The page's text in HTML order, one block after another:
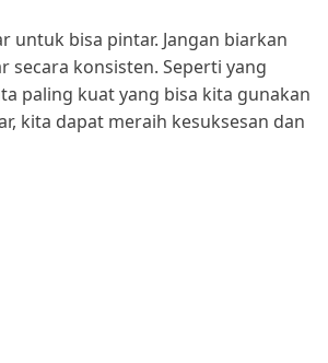
untuk bisa pintar. Jangan biarkan
secara konsisten. Seperti yang
paling kuat yang bisa kita gunakan
kita dapat meraih kesuksesan dan